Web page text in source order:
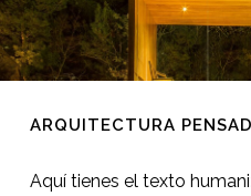
ARQUITECTURA
Aquí tienes el texto